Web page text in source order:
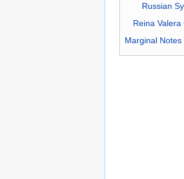
Russian
Reina Valera
Marginal Notes